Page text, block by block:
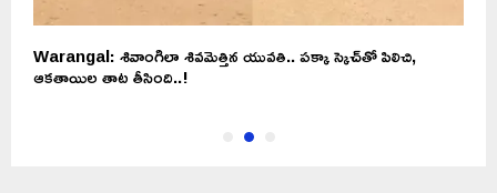
Warangal: శివాంగిలా శివమెత్తిన యువతి.. పక్కా స్కెచ్‌తో పిలిచి,
ఆకతాయిల తాట తీసింది..!